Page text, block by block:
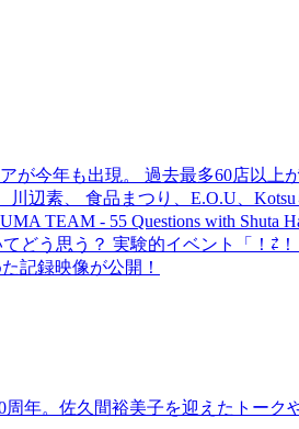
が今年も出現。 過去最多60店以
川辺素、 食品まつり、E.O.U、
TEAM - 55 Questions with Shuta
どう思う？ 実験的イベント「！⇄
記録映像が公開！
年。佐久間裕美子を迎えたトーク